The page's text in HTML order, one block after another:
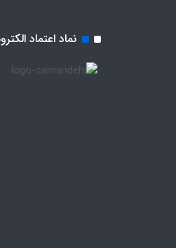
نماد اعتماد